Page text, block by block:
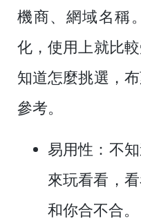
機商、網域名稱
化，使用上就比
知道怎麼挑選，
參考。
易用性 ：不
來玩看看，
和你合不合。